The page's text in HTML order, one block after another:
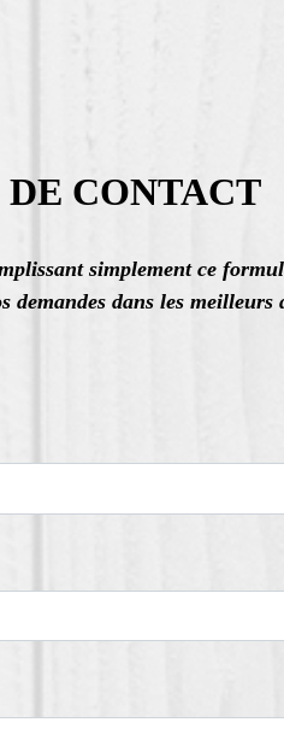
CONTACT
simplement ce
demandes dans les meilleurs